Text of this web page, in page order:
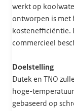
werkt op
ontworpen is met
kostenefficiëntie.
commercieel
Doelstelling
Dutek en TNO
hoge-
gebaseerd op